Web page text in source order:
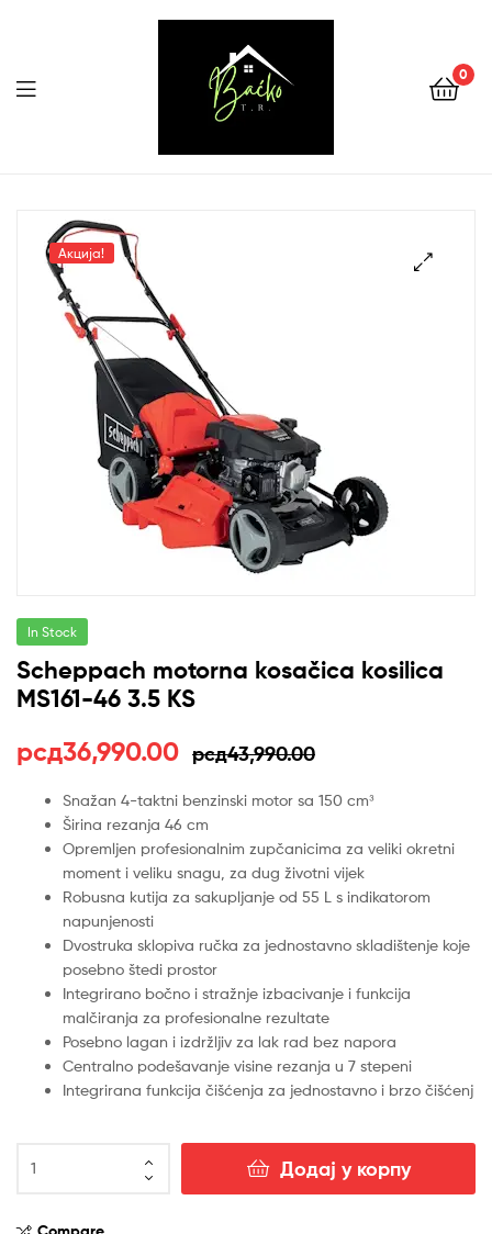
0
Menu
Акција!
In Stock
Scheppach motorna kosačica kosilica
MS161-46 3.5 KS
рсд43,990.00
Оригинална
цена
била:
рсд43,990.00.
рсд36,990.00
Тренутна
цена
рсд36,990.00.
Snažan 4-taktni benzinski motor sa 150 cm³
Širina rezanja 46 cm
Opremljen profesionalnim zupčanicima za veliki okretni
moment i veliku snagu, za dug životni vijek
Robusna kutija za sakupljanje od 55 L s indikatorom
napunjenosti
Dvostruka sklopiva ručka za jednostavno skladištenje koje
posebno štedi prostor
Integrirano bočno i stražnje izbacivanje i funkcija
malčiranja za profesionalne rezultate
Posebno lagan i izdržljiv za lak rad bez napora
Centralno podešavanje visine rezanja u 7 stepeni
Integrirana funkcija čišćenja za jednostavno i brzo čišćenj
motorna
kosilica
Додај у корпу